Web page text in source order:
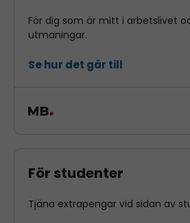
För dig som är mitt i arbetslivet
utmaningar.
Se hur det går till
För studenter
Tjäna extrapengar vid sidan av